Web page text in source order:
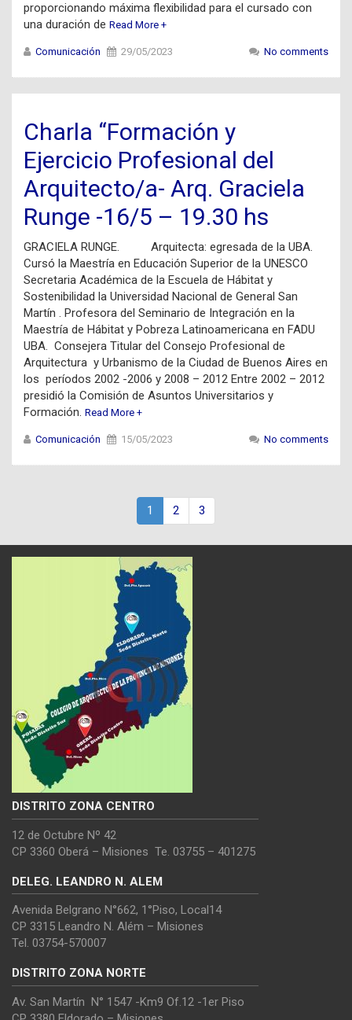
proporcionando máxima flexibilidad para el cursado con
una duración de Read More +
Comunicación 29/05/2023 No comments
Charla “Formación y
Ejercicio Profesional del
Arquitecto/a- Arq. Graciela
Runge -16/5 – 19.30 hs
GRACIELA RUNGE. Arquitecta: egresada de la UBA.
Cursó la Maestría en Educación Superior de la UNESCO
Secretaria Académica de la Escuela de Hábitat y
Sostenibilidad la Universidad Nacional de General San
Martín . Profesora del Seminario de Integración en la
Maestría de Hábitat y Pobreza Latinoamericana en FADU
UBA. Consejera Titular del Consejo Profesional de
Arquitectura y Urbanismo de la Ciudad de Buenos Aires en
los períodos 2002 -2006 y 2008 – 2012 Entre 2002 – 2012
presidió la Comisión de Asuntos Universitarios y
Formación. Read More +
Comunicación 15/05/2023 No comments
1 2 3
DISTRITO ZONA CENTRO
12 de Octubre Nº 42
CP 3360 Oberá – Misiones Te. 03755 – 401275
DELEG. LEANDRO N. ALEM
Avenida Belgrano N°662, 1°Piso, Local14
CP 3315 Leandro N. Além – Misiones
Tel. 03754-570007
DISTRITO ZONA NORTE
Av. San Martín N° 1547 -Km9 Of.12 -1er Piso